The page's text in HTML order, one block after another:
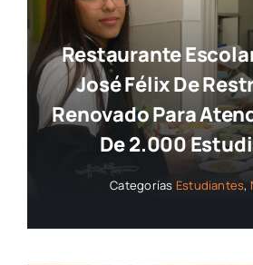
Restaurante
José Félix De
Renovado Para
De 2.000
Categorías Estudiantes,